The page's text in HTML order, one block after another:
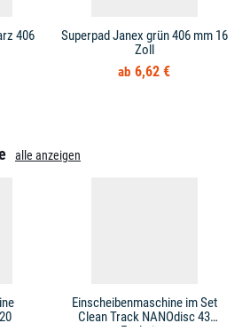
406
Superpad Janex grün 406 mm 16
Zoll
6,62 €
alle anzeigen
Einscheibenmaschine im Set
Clean Track NANOdisc 43